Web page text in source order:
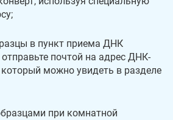
в пункт приема ДНК
почтой на адрес ДНК-
можно увидеть в разделе
при комнатной